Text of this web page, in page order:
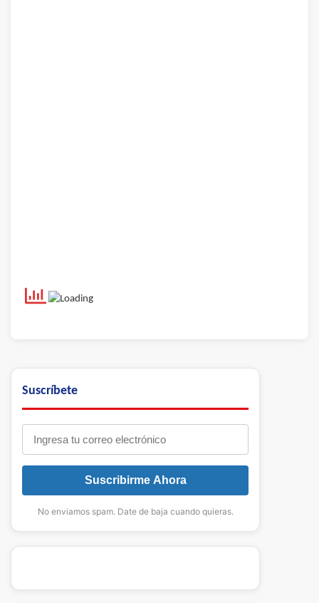
Suscríbete
Suscribirme Ahora
No enviamos spam. Date de baja cuando quieras.